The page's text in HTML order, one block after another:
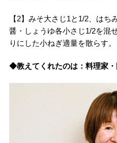
【2】みそ大さじ1と1/2、は
醤・しょうゆ各小さじ1/2を混
りにした小ねぎ適量を散らす。
◆教えてくれたのは：料理家